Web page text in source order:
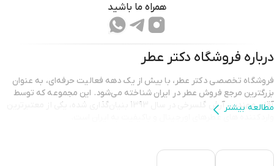
همراه ما باشید
درباره فروشگاه دکتر عطر
فروشگاه تخصصی دکتر عطر، با بیش از یک دهه فعالیت حرفه‌ای، به عنوان
بزرگترین مرجع فروش عطر در ایران شناخته می‌شود. این مجموعه که توسط
آقای مهندس آرش گلسرخی در سال 1393 بنیان‌گذاری شده، یکی از معتبرترین
واردکننده های عطرهای اورجینال و باکیفیت به ایران است.
را در اولویت قرار داده است.
مطالعه بیشتر